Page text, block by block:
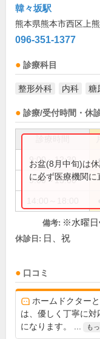
韓々坂駅
熊本県熊本市西区上
096-351-1377
診療科目
整形外科 内科 糖
診療/受付時間・休
9:00～12:30
9:00～13:00
お盆(8月中旬)は
に必ず医療機関に
備考: ※水曜日
休診日: 日、祝
口コミ
ホームドクター
は、優しく丁寧に対
になります。 ...
も